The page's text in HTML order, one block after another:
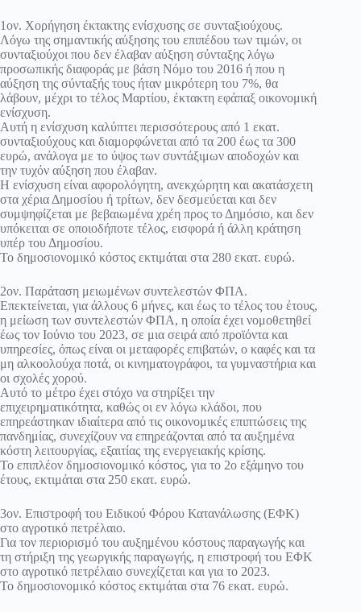
1ον. Χορήγηση έκτακτης ενίσχυσης σε συνταξιούχους.
Λόγω της σημαντικής αύξησης του επιπέδου των τιμών, οι
συνταξιούχοι που δεν έλαβαν αύξηση σύνταξης λόγω
προσωπικής διαφοράς με βάση Νόμο του 2016 ή που η
αύξηση της σύνταξής τους ήταν μικρότερη του 7%, θα
λάβουν, μέχρι το τέλος Μαρτίου, έκτακτη εφάπαξ οικονομική
ενίσχυση.
Αυτή η ενίσχυση καλύπτει περισσότερους από 1 εκατ.
συνταξιούχους και διαμορφώνεται από τα 200 έως τα 300
ευρώ, ανάλογα με το ύψος των συντάξιμων αποδοχών και
την τυχόν αύξηση που έλαβαν.
Η ενίσχυση είναι αφορολόγητη, ανεκχώρητη και ακατάσχετη
στα χέρια Δημοσίου ή τρίτων, δεν δεσμεύεται και δεν
συμψηφίζεται με βεβαιωμένα χρέη προς το Δημόσιο, και δεν
υπόκειται σε οποιοδήποτε τέλος, εισφορά ή άλλη κράτηση
υπέρ του Δημοσίου.
Το δημοσιονομικό κόστος εκτιμάται στα 280 εκατ. ευρώ.
2ον. Παράταση μειωμένων συντελεστών ΦΠΑ.
Επεκτείνεται, για άλλους 6 μήνες, και έως το τέλος του έτους,
η μείωση των συντελεστών ΦΠΑ, η οποία έχει νομοθετηθεί
έως τον Ιούνιο του 2023, σε μια σειρά από προϊόντα και
υπηρεσίες, όπως είναι οι μεταφορές επιβατών, ο καφές και τα
μη αλκοολούχα ποτά, οι κινηματογράφοι, τα γυμναστήρια και
οι σχολές χορού.
Αυτό το μέτρο έχει στόχο να στηρίξει την
επιχειρηματικότητα, καθώς οι εν λόγω κλάδοι, που
επηρεάστηκαν ιδιαίτερα από τις οικονομικές επιπτώσεις της
πανδημίας, συνεχίζουν να επηρεάζονται από τα αυξημένα
κόστη λειτουργίας, εξαιτίας της ενεργειακής κρίσης.
Το επιπλέον δημοσιονομικό κόστος, για το 2ο εξάμηνο του
έτους, εκτιμάται στα 250 εκατ. ευρώ.
3ον. Επιστροφή του Ειδικού Φόρου Κατανάλωσης (ΕΦΚ)
στο αγροτικό πετρέλαιο.
Για τον περιορισμό του αυξημένου κόστους παραγωγής και
τη στήριξη της γεωργικής παραγωγής, η επιστροφή του ΕΦΚ
στο αγροτικό πετρέλαιο συνεχίζεται και για το 2023.
Το δημοσιονομικό κόστος εκτιμάται στα 76 εκατ. ευρώ.